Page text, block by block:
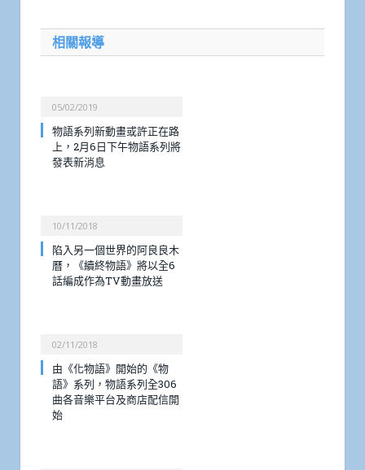
相關報導
05/02/2019
物語系列新動畫或許正在路
上，2月6日下午物語系列將
發表新消息
10/11/2018
陷入另一個世界的阿良良木
曆，《續終物語》將以全6
話編成作為TV動畫放送
02/11/2018
由《化物語》開始的《物
語》系列，物語系列全306
曲各音樂平台及商店配信開
始